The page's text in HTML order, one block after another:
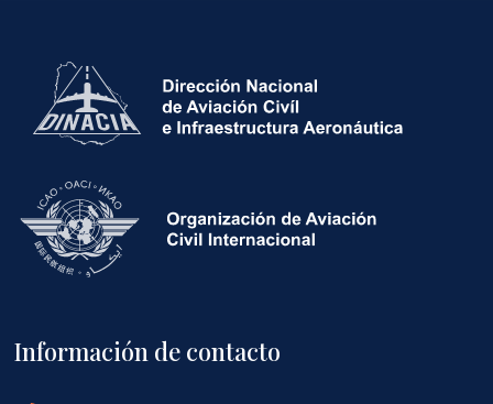
Información de contacto